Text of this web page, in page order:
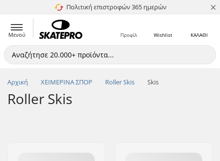
Πολιτική επιστροφών 365 ημερών
4.8 στα 5 ×
Μενού ΚΑΛΑΘΙ
Wishlist
Προφίλ
Αρχική ΧΕΙΜΕΡΙΝΑ ΣΠΟΡ Roller Skis Skis
Roller Skis